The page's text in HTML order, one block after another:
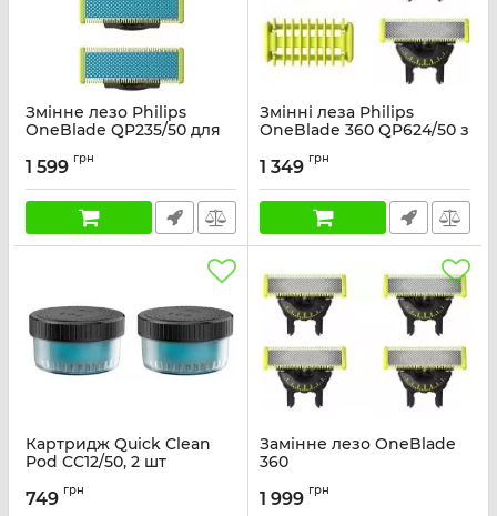
Змінне лезо Philips
OneBlade QP235/50 для
Артикул:
1 599 грн
Змінні леза Philips
OneBlade 360 QP624/50 з
Артикул:
1 349 грн
Картридж Quick Clean
Pod CC12/50, 2 шт
749 грн
Замінне лезо OneBlade
360
1 999 грн